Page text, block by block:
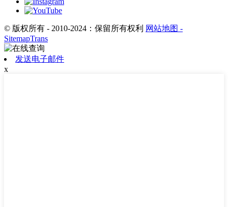
© 版权所有 - 2010-2024：保留所有权利 网站地图 -
SitemapTrans
发送电子邮件
x